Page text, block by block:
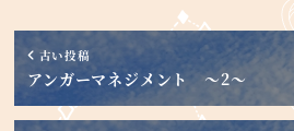
古い投稿
アンガーマネジメント ～2～